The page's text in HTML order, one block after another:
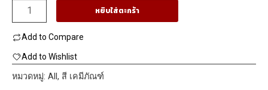
จำนวน
Silicone
Sealant
TOA
GP
หยิบใส่ตะกร้า
Add to Compare
Add to Wishlist
หมวดหมู่: All , สี เคมีภัณฑ์